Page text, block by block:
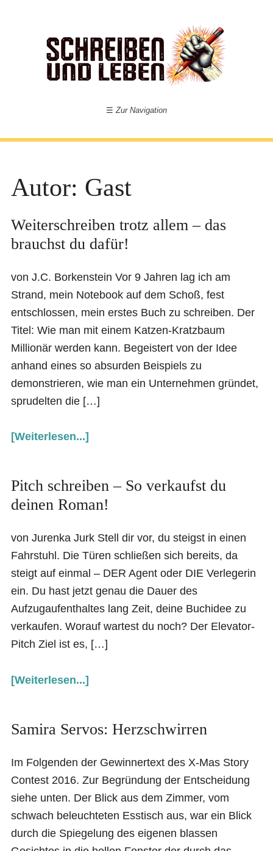
☰ Zur Navigation
Autor: Gast
Weiterschreiben trotz allem – das
brauchst du dafür!
von J.C. Borkenstein Vor 9 Jahren lag ich am
Strand, mein Notebook auf dem Schoß, fest
entschlossen, mein erstes Buch zu schreiben. Der
Titel: Wie man mit einem Katzen-Kratzbaum
Millionär werden kann. Begeistert von der Idee
anhand eines so absurden Beispiels zu
demonstrieren, wie man ein Unternehmen gründet,
sprudelten die […]
[Weiterlesen...]
Pitch schreiben – So verkaufst du
deinen Roman!
von Jurenka Jurk Stell dir vor, du steigst in einen
Fahrstuhl. Die Türen schließen sich bereits, da
steigt auf einmal – DER Agent oder DIE Verlegerin
ein. Du hast jetzt genau die Dauer des
Aufzugaufenthaltes lang Zeit, deine Buchidee zu
verkaufen. Worauf wartest du noch? Der Elevator-
Pitch Ziel ist es, […]
[Weiterlesen...]
Samira Servos: Herzschwirren
Im Folgenden der Gewinnertext des X-Mas Story
Contest 2016. Zur Begründung der Entscheidung
siehe unten. Der Blick aus dem Zimmer, vom
schwach beleuchteten Esstisch aus, war ein Blick
durch die Spiegelung des eigenen blassen